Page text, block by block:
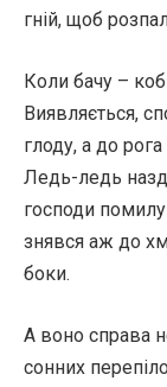
гній, щоб
Коли бачу –
Виявляється,
глоду, а до
Ледь-ледь
господи
знявся аж до
боки.
А воно справа
сонних